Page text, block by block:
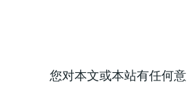
您对本文或本站有任何